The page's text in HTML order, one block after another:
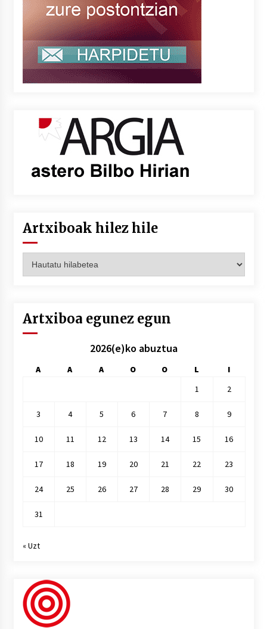
Artxiboak hilez hile
hilez
Artxiboa egunez egun
2026(e)ko abuztua
A A A O O L
I
1
2
3 4 5 6 7 8 9
10 11 12 13 14 15 16
17 18 19 20 21 22 23
24 25 26 27 28 29 30
31
« Uzt